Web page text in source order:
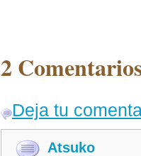
2
Deja tu
Atsuko